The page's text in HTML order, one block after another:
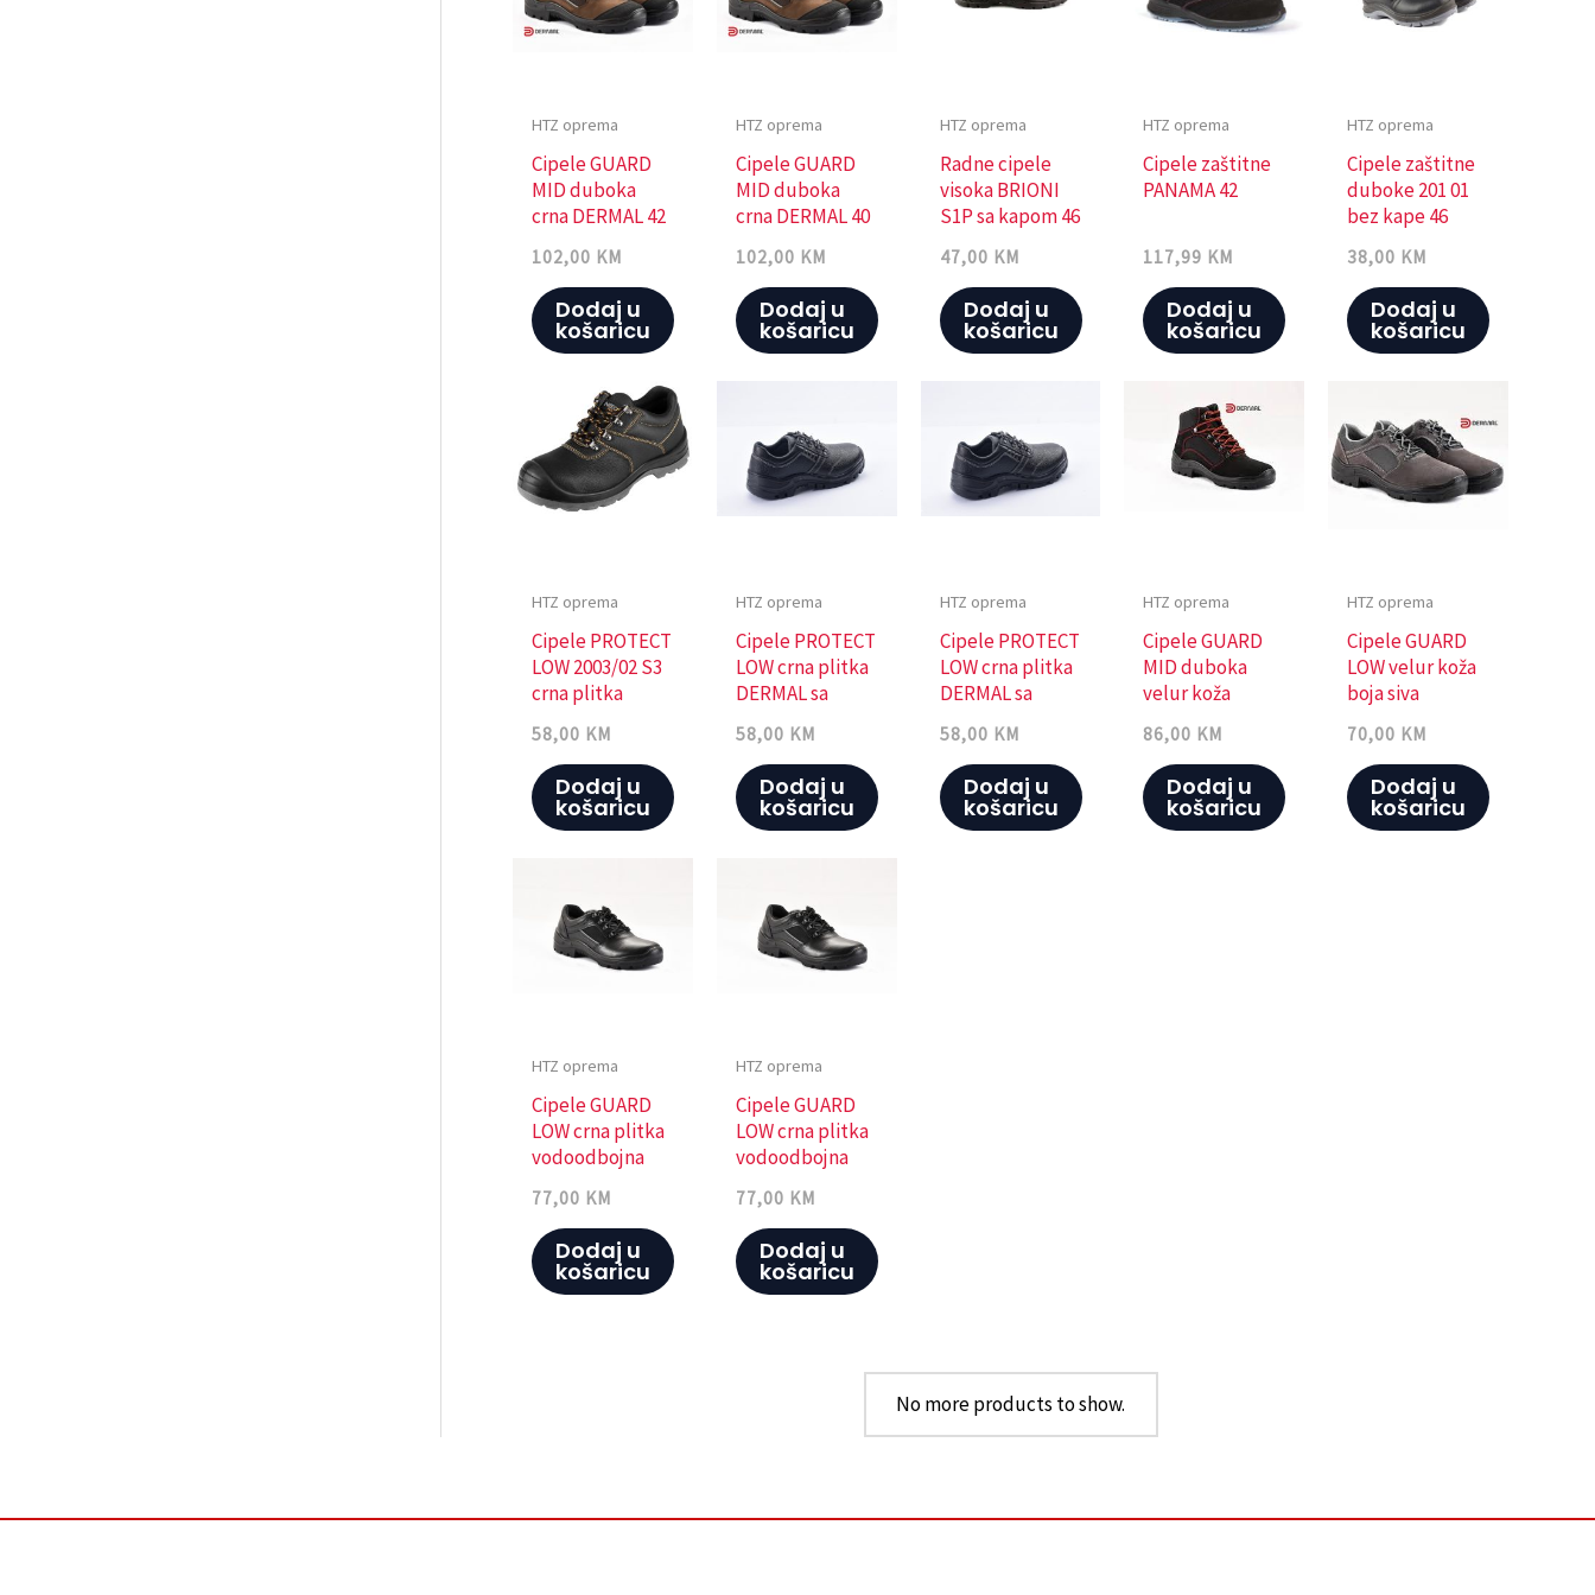
HTZ oprema
Cipele GUARD
MID duboka
crna DERMAL 42
102,00 KM
Dodaj u
košaricu
HTZ oprema
Cipele GUARD
MID duboka
crna DERMAL 40
102,00 KM
Dodaj u
košaricu
HTZ oprema
Radne cipele
visoka BRIONI
S1P sa kapom 46
47,00 KM
Dodaj u
košaricu
HTZ oprema
Cipele zaštitne
PANAMA 42
117,99 KM
Dodaj u
košaricu
HTZ oprema
Cipele zaštitne
duboke 201 01
bez kape 46
38,00 KM
Dodaj u
košaricu
HTZ oprema
Cipele PROTECT
LOW 2003/02 S3
crna plitka
kapom 47
58,00 KM
Dodaj u
košaricu
HTZ oprema
Cipele PROTECT
LOW crna plitka
DERMAL sa
58,00 KM
Dodaj u
košaricu
HTZ oprema
Cipele PROTECT
LOW crna plitka
DERMAL sa
58,00 KM
Dodaj u
košaricu
HTZ oprema
Cipele GUARD
MID duboka
velur koža
40
86,00 KM
Dodaj u
košaricu
HTZ oprema
Cipele GUARD
LOW velur koža
boja siva
70,00 KM
Dodaj u
košaricu
HTZ oprema
Cipele GUARD
LOW crna plitka
vodoodbojna
77,00 KM
Dodaj u
košaricu
HTZ oprema
Cipele GUARD
LOW crna plitka
vodoodbojna
77,00 KM
Dodaj u
košaricu
No more products to show.